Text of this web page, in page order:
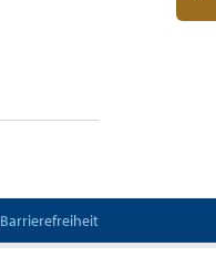
Barrierefreiheit